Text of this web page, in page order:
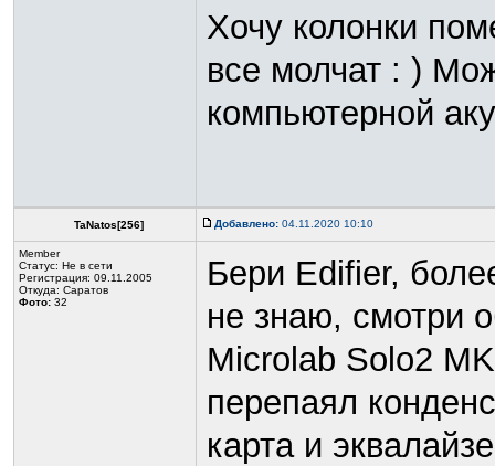
Хочу колонки
все молчат : )
компьютерной
TaNatos[256] Добавлено: 04.11.2020 10:10
Member
Статус: Не в сети
Регистрация: 09.11.2005
Откуда: Саратов
Фото: 32
Бери Edifier,
не знаю, смотри
Microlab Solo2
перепаял
карта и